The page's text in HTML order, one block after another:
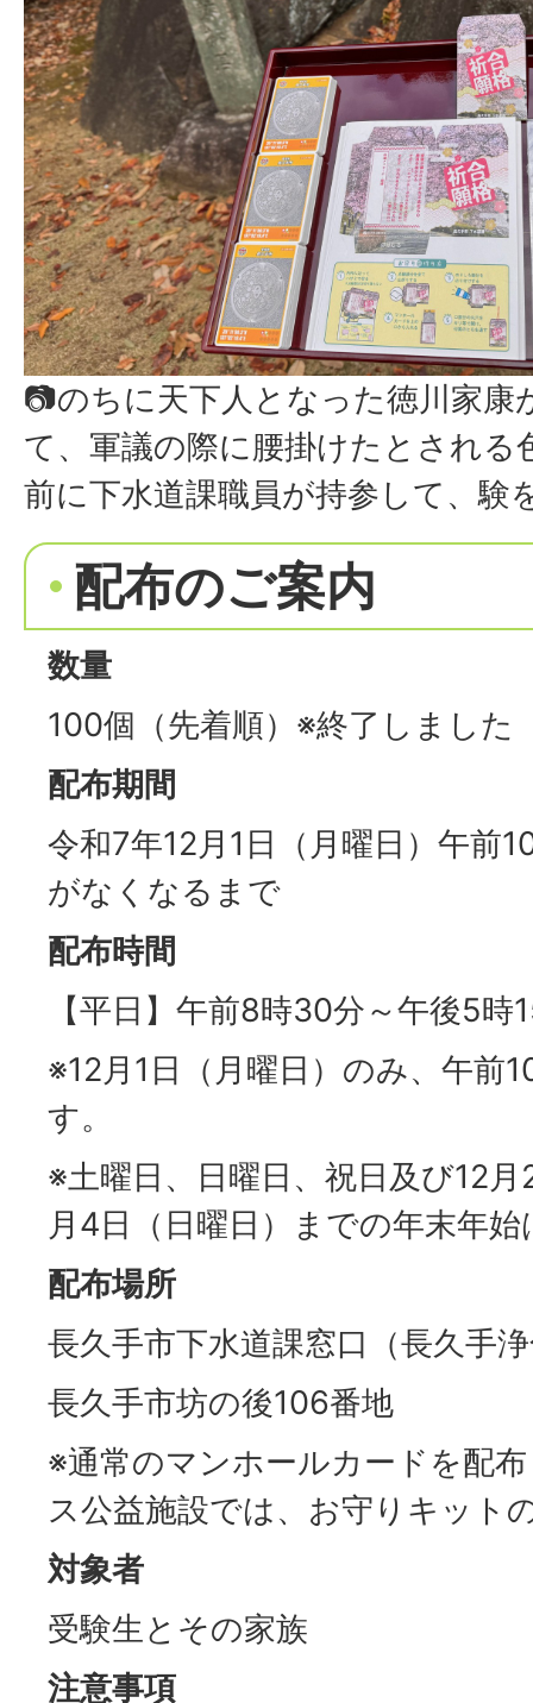
📷のちに天下人となった徳川家康
て、軍議の際に腰掛けたとされる
前に下水道課職員が持参して、験
配布のご案内
数量
100個（先着順）※終了しました
配布期間
令和7年12月1日（月曜日）午前
がなくなるまで
配布時間
【平日】午前8時30分～午後5時
※12月1日（月曜日）のみ、午前
す。
※土曜日、日曜日、祝日及び12
月4日（日曜日）までの年末年
配布場所
長久手市下水道課窓口（長久手
長久手市坊の後106番地
※通常のマンホールカードを配
ス公益施設では、お守りキット
対象者
受験生とその家族
注意事項